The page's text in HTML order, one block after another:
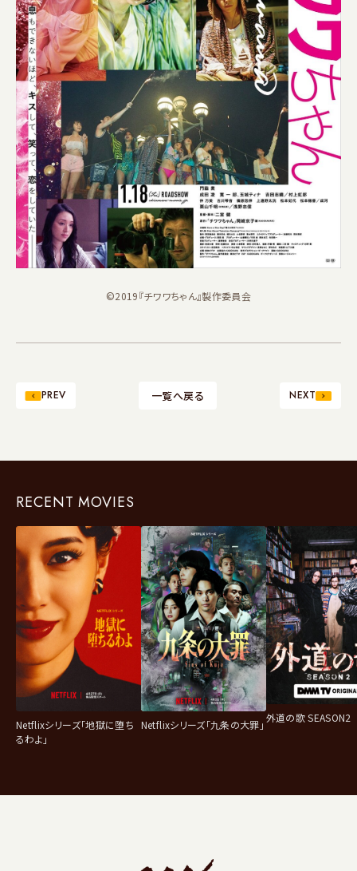
©2019『チワワちゃん』製作委員会
PREV 一覧へ戻る NEXT
RECENT MOVIES
Netflixシリーズ「地獄に堕ち
るわよ」
Netflixシリーズ「九条の大罪」
外道の歌 SEASON2